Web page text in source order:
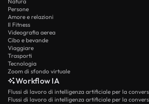
Persone
Amore e relazioni
Il Fitness
Videografia aerea
Cibo e bevande
Viaggiare
Trasporti
Tecnologia
Zoom di sfondo virtuale
Workflow IA
Flussi di lavoro di intelligenza artificiale per la